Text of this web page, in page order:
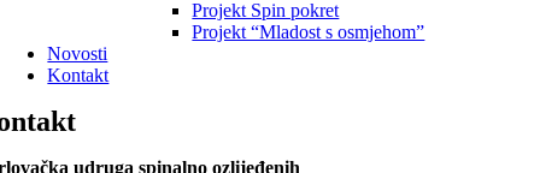
Projekt Spin pokret
Projekt “Mladost s osmjehom”
Novosti
Kontakt
udruga spinalno ozlijeđenih